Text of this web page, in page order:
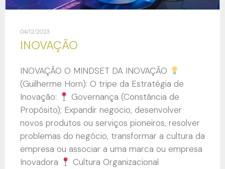
04/12/2023
INOVAÇÃO
INOVAÇÃO O MINDSET DA INOVAÇÃO
(Guilherme Horn): O tripe da Estratégia de
Inovação:
Governança (Constância de
Propósito); Expandir negocio, desenvolver
novos produtos ou serviços pioneiros, resolver
problemas do negócio, transformar a cultura da
empresa ou associar a uma marca ou empresa
Inovadora
Cultura Organizacional